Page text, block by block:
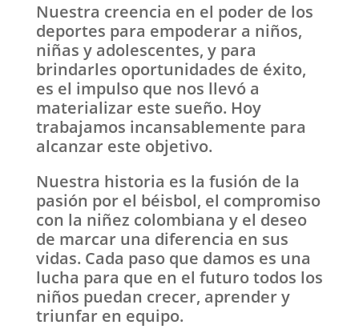
Nuestra creencia en el poder de los
deportes para empoderar a niños,
niñas y adolescentes, y para
brindarles oportunidades de éxito,
es el impulso que nos llevó a
materializar este sueño. Hoy
trabajamos incansablemente para
alcanzar este objetivo.
Nuestra historia es la fusión de la
pasión por el béisbol, el compromiso
con la niñez colombiana y el deseo
de marcar una diferencia en sus
vidas. Cada paso que damos es una
lucha para que en el futuro todos los
niños puedan crecer, aprender y
triunfar en equipo.